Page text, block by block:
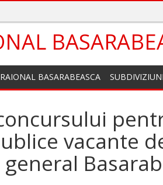
BASARABEASCA SUBDIVIZIUNI
vacante